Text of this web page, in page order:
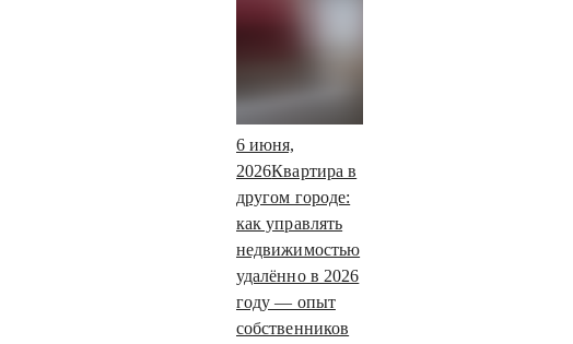
6 июня,
2026Квартира в
другом городе:
как управлять
недвижимостью
удалённо в 2026
году — опыт
собственников